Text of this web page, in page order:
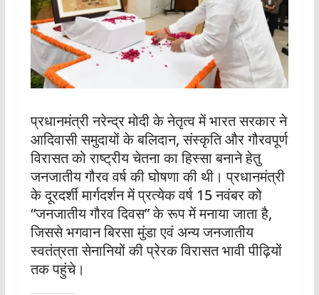
प्रधानमंत्री नरेन्द्र मोदी के नेतृत्व में भारत सरकार ने
आदिवासी समुदायों के बलिदान, संस्कृति और गौरवपूर्ण
विरासत को राष्ट्रीय चेतना का हिस्सा बनाने हेतु
जनजातीय गौरव वर्ष की घोषणा की थी। प्रधानमंत्री
के दूरदर्शी मार्गदर्शन में प्रत्येक वर्ष 15 नवंबर को
“जनजातीय गौरव दिवस” के रूप में मनाया जाता है,
जिससे भगवान बिरसा मुंडा एवं अन्य जनजातीय
स्वतंत्रता सेनानियों की प्रेरक विरासत भावी पीढ़ियों
तक पहुंचे।